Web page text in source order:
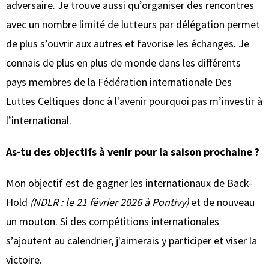
adversaire. Je trouve aussi qu’organiser des rencontres
avec un nombre limité de lutteurs par délégation permet
de plus s’ouvrir aux autres et favorise les échanges. Je
connais de plus en plus de monde dans les différents
pays membres de la Fédération internationale Des
Luttes Celtiques donc à l'avenir pourquoi pas m’investir à
l’international.
As-tu des objectifs à venir pour la saison prochaine ?
Mon objectif est de gagner les internationaux de Back-
Hold (NDLR : le 21 février 2026 à Pontivy)et de nouveau
un mouton. Si des compétitions internationales
s’ajoutent au calendrier, j'aimerais y participer et viser la
victoire.